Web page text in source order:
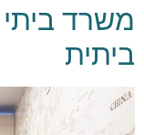
משרד
ביתית